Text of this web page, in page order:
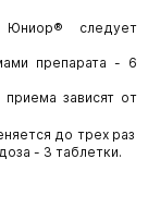
Юниор® следует
препарата - 6
зависят от
до трех раз
- 3 таблетки.